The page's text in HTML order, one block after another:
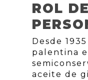
ROL
Desde
palentina
aceite de